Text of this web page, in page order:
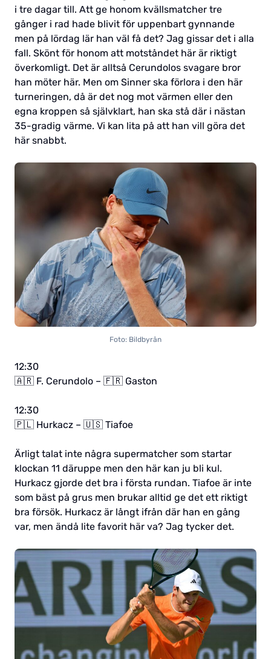
i tre dagar till. Att ge honom kvällsmatcher tre
gånger i rad hade blivit för uppenbart gynnande
men på lördag lär han väl få det? Jag gissar det i alla
fall. Skönt för honom att motståndet här är riktigt
överkomligt. Det är alltså Cerundolos svagare bror
han möter här. Men om Sinner ska förlora i den här
turneringen, då är det nog mot värmen eller den
egna kroppen så självklart, han ska stå där i nästan
35-gradig värme. Vi kan lita på att han vill göra det
här snabbt.
Foto: Bildbyrån
12:30
🇦🇷 F. Cerundolo – 🇫🇷 Gaston
12:30
🇵🇱 Hurkacz – 🇺🇸 Tiafoe
Ärligt talat inte några supermatcher som startar
klockan 11 däruppe men den här kan ju bli kul.
Hurkacz gjorde det bra i första rundan. Tiafoe är inte
som bäst på grus men brukar alltid ge det ett riktigt
bra försök. Hurkacz är långt ifrån där han en gång
var, men ändå lite favorit här va? Jag tycker det.